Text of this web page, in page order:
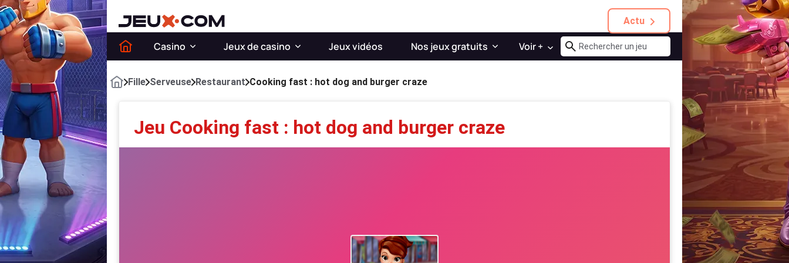
Actu
Casino Jeux de casino Jeux vidéos Nos jeux gratuits Voir +
Fille Serveuse Restaurant Cooking fast : hot dog and burger craze
Jeu Cooking fast : hot dog and burger craze